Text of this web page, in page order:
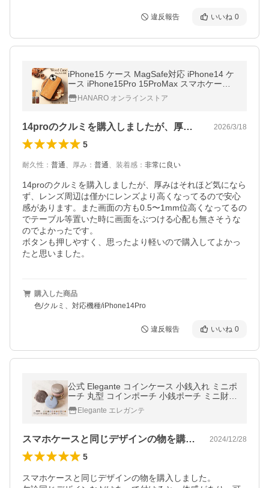
違反報告 いいね 0
iPhone15 ケース MagSafe対応 iPhone14 ケ
ース iPhone15Pro 15ProMax スマホケース
木 木目 木製 ウッド ケース Wood マグセー
フ 天然木 iPhoneケース
HANARO オンラインストア
14proのクルミを購入しましたが、厚… 2026/3/18
5
耐久性 ： 普通、 厚み ： 普通、 装着感 ： 非常に良い
14proのクルミを購入しましたが、厚みはそれほど気になら
ず、レンズ周辺は僅かにレンズより高くなってるので安心
感があります。また画面の方も0.5〜1mm位高くなってるの
でテーブル等置いた時に画面をぶつける心配も無さそうな
のでよかったです。
ボタンも押しやすく、思ったより軽いので購入してよかっ
たと思いました。
購入した商品
色/クルミ、対応機種/iPhone14Pro
違反報告 いいね 0
公式 Elegante コインケース 小銭入れ ミニポ
ーチ 丸型 コインポーチ 小銭ポーチ ミニ財布
レディース 小さめポーチ 小物入れ カラビナ
YH TJ
Elegante エレガンテ
スマホケースと同じデザインの物を購入し… 2024/12/28
5
スマホケースと同じデザインの物を購入しました。